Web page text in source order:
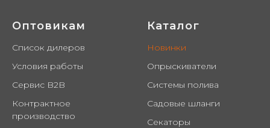
Оптовикам
Список дилеров
Условия работы
Сервис B2B
Контрактное
производство
Каталог
Новинки
Опрыскиватели
Системы полива
Садовые шланги
Секаторы